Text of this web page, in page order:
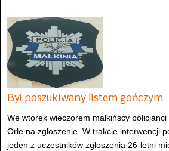
Był poszukiwany listem gończym
We wtorek wieczorem małkińscy
Orle na zgłoszenie. W trakcie interwencji
jeden z uczestników zgłoszenia 26-letni